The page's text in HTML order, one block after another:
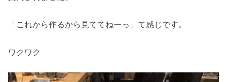
「これから作るから見ててねーっ」て感じです。
ワクワク